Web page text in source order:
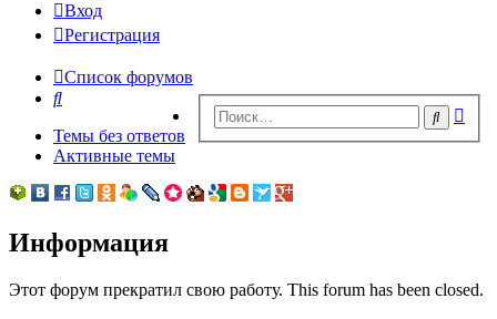
Вход
Регистрация
Список форумов
Поиск
Поиск
Темы без ответов
Активные темы
Информация
Этот форум прекратил свою работу. This forum has been closed.